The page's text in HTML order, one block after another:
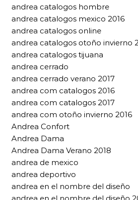
andrea catalogos hombre
andrea catalogos mexico 2016
andrea catalogos online
andrea catalogos otoño invierno
andrea catalogos tijuana
andrea cerrado
andrea cerrado verano 2017
andrea com catalogos 2016
andrea com catalogos 2017
andrea com otoño invierno 2016
Andrea Confort
Andrea Dama
Andrea Dama Verano 2018
andrea de mexico
andrea deportivo
andrea en el nombre del diseño